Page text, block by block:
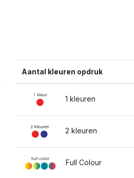
Aantal kleuren opdruk
1 kleuren
2 kleuren
Full Colour